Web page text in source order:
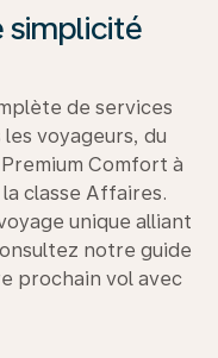
simplicité
de services
voyageurs, du
Comfort à
classe Affaires.
unique alliant
notre guide
prochain vol avec